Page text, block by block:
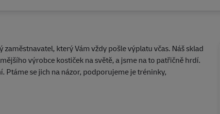
který Vám vždy pošle výplatu včas. Náš sklad
výrobce kostiček na světě, a jsme na to patřičně hrdí.
Ptáme se jich na názor, podporujeme je tréninky,